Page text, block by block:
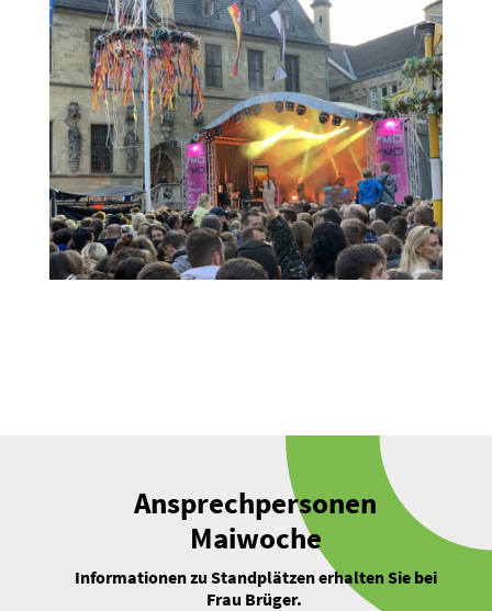
Ansprech­per­sonen
Maiwoche
Infor­ma­tionen zu Stand­plätzen erhalten Sie bei
Frau Brüger.